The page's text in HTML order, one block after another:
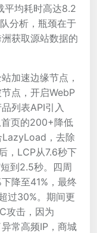
平均耗时高达8.2
分析，瓶颈在于
获取源站数据的
加速边缘节点，
点，开启WebP
列表API引入
页的200+降低
，去除
，LCP从7.6秒下
到2.5秒。四周
降至41%，最终
过30%。期间更
攻击，因为
常高频IP，商城